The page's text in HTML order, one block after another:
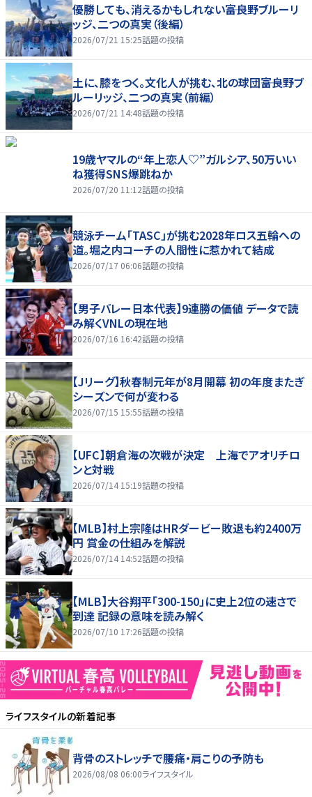
優勝しても、消えるかもしれない――富良野ブルーリ
ッジ、二つの真実（後編）
2026/07/21 15:25話題の投稿
土に、膝をつく。文化人が挑む、北の球団――富良野ブ
ルーリッジ、二つの真実（前編）
2026/07/21 14:48話題の投稿
19歳ヤマルの“年上恋人♡”ガルシア、50万いい
ね獲得SNS爆跳ねか
2026/07/20 11:12話題の投稿
競泳チーム「TASC」が挑む2028年ロス五輪への
道。堀之内コーチの人間性に惹かれて結成
2026/07/17 06:06話題の投稿
【男子バレー日本代表】9連勝の価値 データで読
み解くVNLの現在地
2026/07/16 16:42話題の投稿
【Jリーグ】秋春制元年が8月開幕 初の年度またぎ
シーズンで何が変わる
2026/07/15 15:55話題の投稿
【UFC】朝倉海の次戦が決定 上海でアオリチロ
ンと対戦
2026/07/14 15:19話題の投稿
【MLB】村上宗隆はHRダービー敗退も約2400万
円 賞金の仕組みを解説
2026/07/14 14:52話題の投稿
【MLB】大谷翔平「300-150」に史上2位の速さで
到達 記録の意味を読み解く
2026/07/10 17:26話題の投稿
ライフスタイルの新着記事
背骨のストレッチで腰痛・肩こりの予防も
2026/08/08 06:00ライフスタイル